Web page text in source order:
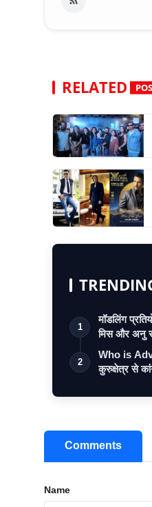
RELATED
1
मॉडलिंग
मिस और अनु
2
Who is
कुरुक्षेत्र से
Comments
Name